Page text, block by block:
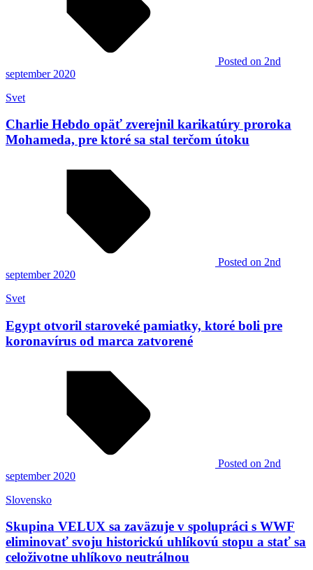
Posted on 2nd
september 2020
Svet
Charlie Hebdo opäť zverejnil karikatúry proroka
Mohameda, pre ktoré sa stal terčom útoku
Posted on 2nd
september 2020
Svet
Egypt otvoril staroveké pamiatky, ktoré boli pre
koronavírus od marca zatvorené
Posted on 2nd
september 2020
Slovensko
Skupina VELUX sa zaväzuje v spolupráci s WWF
eliminovať svoju historickú uhlíkovú stopu a stať sa
celoživotne uhlíkovo neutrálnou